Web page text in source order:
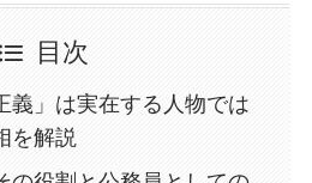
目次
義」は実在する人物では
を解説